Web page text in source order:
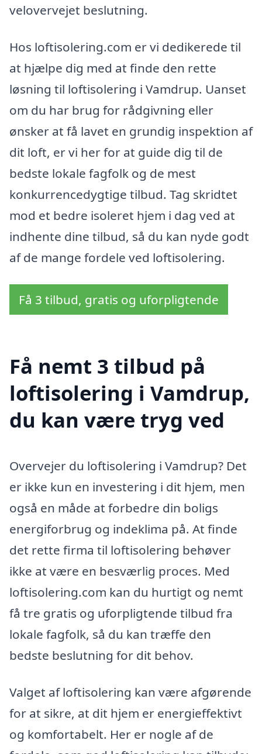
velovervejet beslutning.
Hos loftisolering.com er vi dedikerede til
at hjælpe dig med at finde den rette
løsning til loftisolering i Vamdrup. Uanset
om du har brug for rådgivning eller
ønsker at få lavet en grundig inspektion af
dit loft, er vi her for at guide dig til de
bedste lokale fagfolk og de mest
konkurrencedygtige tilbud. Tag skridtet
mod et bedre isoleret hjem i dag ved at
indhente dine tilbud, så du kan nyde godt
af de mange fordele ved loftisolering.
Få 3 tilbud, gratis og uforpligtende
Få nemt 3 tilbud på
loftisolering i Vamdrup,
du kan være tryg ved
Overvejer du loftisolering i Vamdrup? Det
er ikke kun en investering i dit hjem, men
også en måde at forbedre din boligs
energiforbrug og indeklima på. At finde
det rette firma til loftisolering behøver
ikke at være en besværlig proces. Med
loftisolering.com kan du hurtigt og nemt
få tre gratis og uforpligtende tilbud fra
lokale fagfolk, så du kan træffe den
bedste beslutning for dit behov.
Valget af loftisolering kan være afgørende
for at sikre, at dit hjem er energieffektivt
og komfortabelt. Her er nogle af de